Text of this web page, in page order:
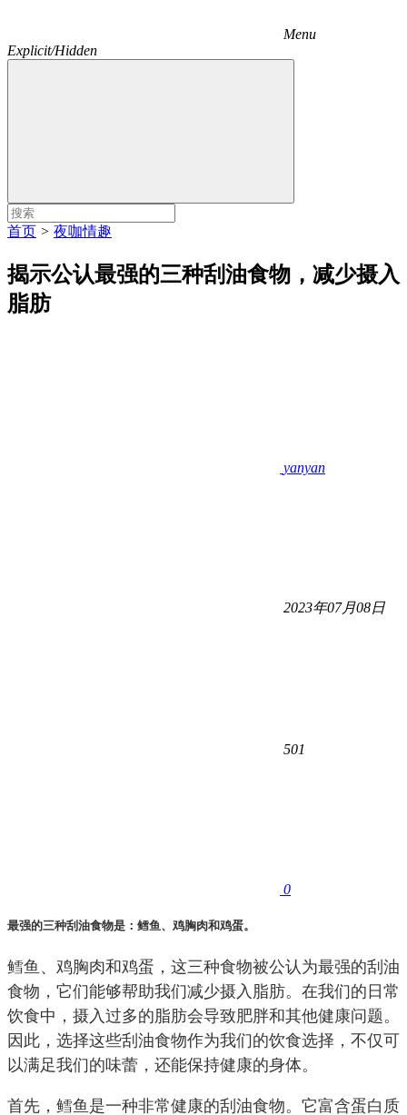
Menu
Explicit/Hidden
首页 > 夜咖情趣
揭示公认最强的三种刮油食物，减少摄入
脂肪
yanyan
2023年07月08日
501
0
最强的三种刮油食物是：鳕鱼、鸡胸肉和鸡蛋。
鳕鱼、鸡胸肉和鸡蛋，这三种食物被公认为最强的刮油
食物，它们能够帮助我们减少摄入脂肪。在我们的日常
饮食中，摄入过多的脂肪会导致肥胖和其他健康问题。
因此，选择这些刮油食物作为我们的饮食选择，不仅可
以满足我们的味蕾，还能保持健康的身体。
首先，鳕鱼是一种非常健康的刮油食物。它富含蛋白质